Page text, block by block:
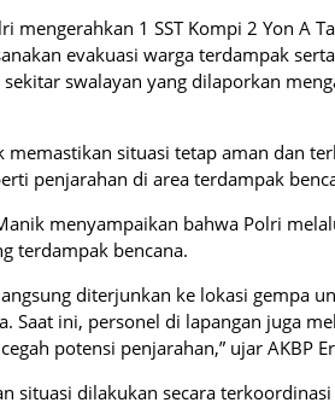
mengerahkan 1 SST Kompi 2 Yon A
evakuasi warga terdampak
swalayan yang dilaporkan
situasi tetap aman dan
penjarahan di area terdampak
menyampaikan bahwa Polri
terdampak bencana.
diterjunkan ke lokasi gempa
Saat ini, personel di lapangan juga
potensi penjarahan,” ujar AKBP
situasi dilakukan secara